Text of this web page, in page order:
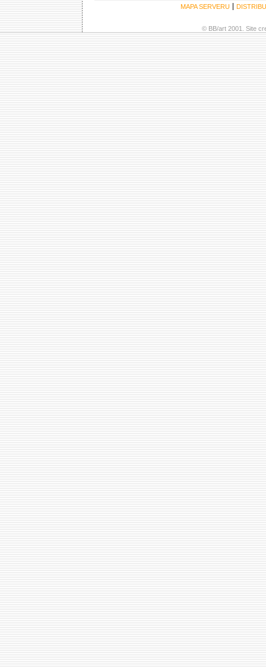
MAPA SERVERU
© BB/art 2001. Site